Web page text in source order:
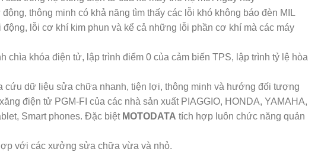
thông minh có khả năng tìm thấy các lỗi khó không báo đèn MIL
lỗi cơ khí kim phun và kể cả những lỗi phần cơ khí mà các máy
khóa điện tử, lập trình điểm 0 của cảm biến TPS, lập trình tỷ lệ hòa
cứu dữ liệu sửa chữa nhanh, tiện lợi, thông minh và hướng đối tượng
điện tử PGM-FI của các nhà sản xuất PIAGGIO, HONDA, YAMAHA,
Smart phones. Đặc biệt MOTODATA tích hợp luôn chức năng quản
với các xưởng sửa chữa vừa và nhỏ.